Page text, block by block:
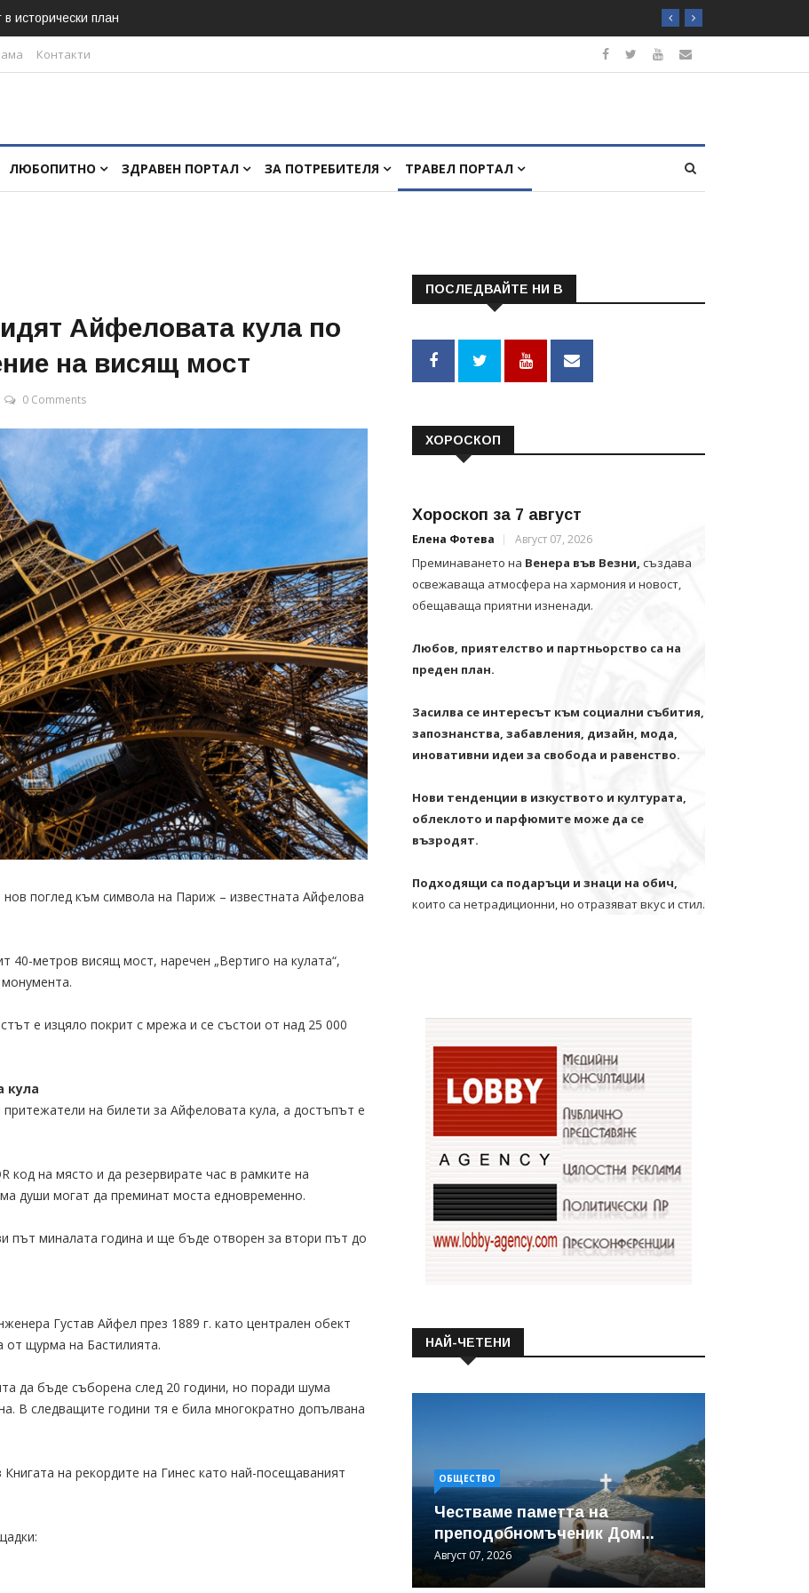
в исторически план
Контакти
ЛЮБОПИТНО ЗДРАВЕН ПОРТАЛ ЗА ПОТРЕБИТЕЛЯ ТРАВЕЛ ПОРТАЛ
Айфеловата кула по
на висящ мост
0 Comments
поглед към символа на Париж – известната Айфелова
40-метров висящ мост, наречен „Вертиго на кулата“,
е изцяло покрит с мрежа и се състои от над 25 000
кула
притежатели на билети за Айфеловата кула, а достъпът е
код на място и да резервирате час в рамките на
души могат да преминат моста едновременно.
път миналата година и ще бъде отворен за втори път до
Густав Айфел през 1889 г. като централен обект
от щурма на Бастилията.
да бъде съборена след 20 години, но поради шума
В следващите години тя е била многократно допълвана
на рекордите на Гинес като най-посещаваният
ПОСЛЕДВАЙТЕ НИ В
ХОРОСКОП
Хороскоп за 7 август
Елена Фотева Август 07, 2026
Преминаването на Венера във Везни, създава
освежаваща атмосфера на хармония и новост,
обещаваща приятни изненади.
Любов, приятелство и партньорство са на
преден план.
Засилва се интересът към социални събития,
запознанства, забавления, дизайн, мода,
иновативни идеи за свобода и равенство.
Нови тенденции в изкуството и културата,
облеклото и парфюмите може да се
възродят.
Подходящи са подаръци и знаци на обич,
които са нетрадиционни, но отразяват вкус и стил.
НАЙ-ЧЕТЕНИ
ОБЩЕСТВО
Честваме паметта на
преподобномъченик Дом...
Август 07, 2026